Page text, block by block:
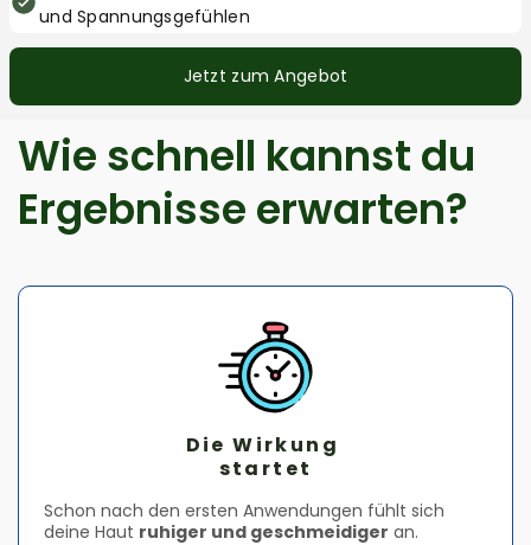
und Spannungsgefühlen
Jetzt zum Angebot
Wie schnell kannst du
Ergebnisse erwarten?
Die Wirkung
startet
Schon nach den ersten Anwendungen fühlt sich
deine Haut ruhiger und geschmeidiger an.